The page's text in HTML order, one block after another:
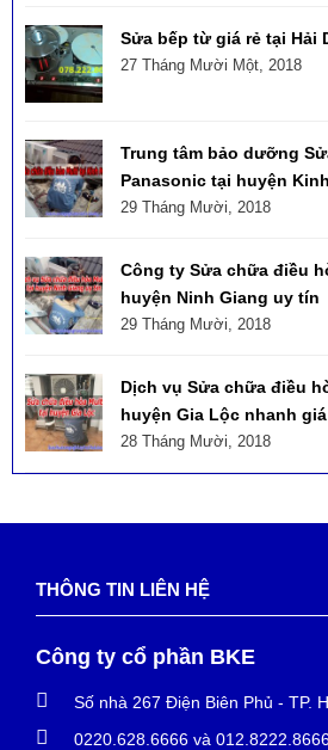
Sửa bếp từ giá rẻ tại Hải
27 Tháng Mười Một, 2018
Trung tâm bảo dưỡng
Panasonic tại huyện
29 Tháng Mười, 2018
Công ty Sửa chữa điều
huyện Ninh Giang uy tín
29 Tháng Mười, 2018
Dịch vụ Sửa chữa điều
huyện Gia Lộc nhanh
28 Tháng Mười, 2018
THÔNG TIN LIÊN HỆ
Công ty cổ phần BKE
Số nhà 267 Điện Biên Phủ - TP.
0220.628.6666 và